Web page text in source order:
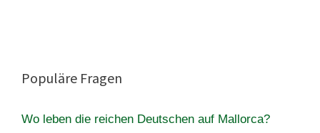
Populäre Fragen
Wo leben die reichen Deutschen auf Mallorca?